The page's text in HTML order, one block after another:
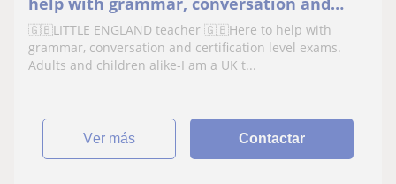
certification level exams. Adults and
children alike
🇬🇧LITTLE ENGLAND teacher 🇬🇧Here to help with
grammar, conversation and certification level exams.
Adults and children alike-I am a UK t...
ver más Contactar